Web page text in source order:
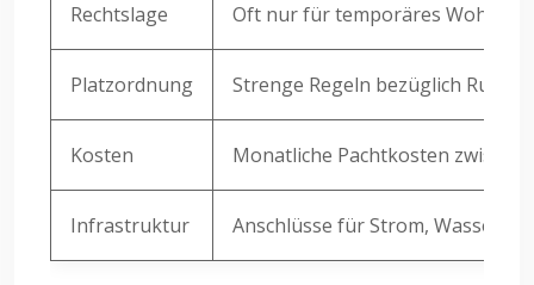
Rechtslage Oft nur für temporäres Wohnen
Platzordnung Strenge Regeln bezüglich
Kosten Monatliche Pachtkosten
Infrastruktur Anschlüsse für Strom, Wasser